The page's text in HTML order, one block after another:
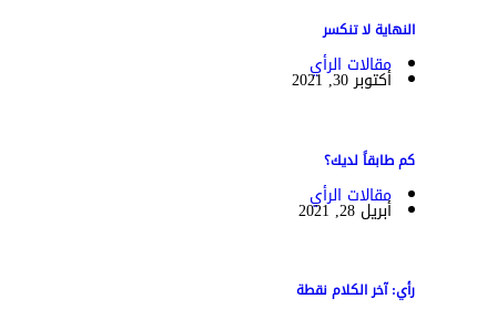
النهاية لا تنكسر
مقالات الرأي
أكتوبر 30, 2021
كم طابقاً لديك؟
مقالات الرأي
أبريل 28, 2021
رأي: آخر الكلام نقطة